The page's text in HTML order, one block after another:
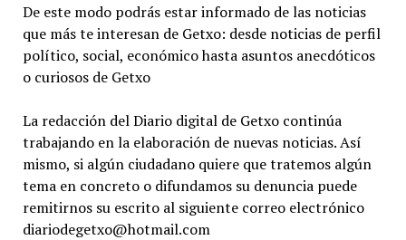
De este modo podrás estar informado de las noticias
que más te interesan de Getxo: desde noticias de perfil
político, social, económico hasta asuntos anecdóticos
o curiosos de Getxo
La redacción del Diario digital de Getxo continúa
trabajando en la elaboración de nuevas noticias. Así
mismo, si algún ciudadano quiere que tratemos algún
tema en concreto o difundamos su denuncia puede
remitirnos su escrito al siguiente correo electrónico
diariodegetxo@hotmail.com